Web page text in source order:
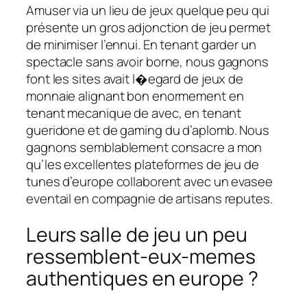
Amuser via un lieu de jeux quelque peu qui
présente un gros adjonction de jeu permet
de minimiser l’ennui. En tenant garder un
spectacle sans avoir borne, nous gagnons
font les sites avait l�egard de jeux de
monnaie alignant bon enormement en
tenant mecanique de avec, en tenant
gueridone et de gaming du d’aplomb. Nous
gagnons semblablement consacre a mon
qu’les excellentes plateformes de jeu de
tunes d’europe collaborent avec un evasee
eventail en compagnie de artisans reputes.
Leurs salle de jeu un peu
ressemblent-eux-memes
authentiques en europe ?